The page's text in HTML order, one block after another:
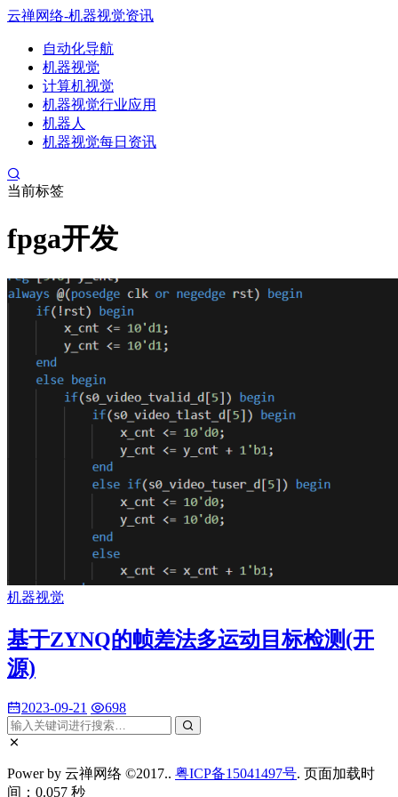
云禅网络-机器视觉资讯
自动化导航
机器视觉
计算机视觉
机器视觉行业应用
机器人
机器视觉每日资讯
当前标签
fpga开发
机器视觉
基于ZYNQ的帧差法多运动目标检测(开
源)
2023-09-21 698
Power by 云禅网络 ©2017.. 粤ICP备15041497号. 页面加载时
间：0.057 秒